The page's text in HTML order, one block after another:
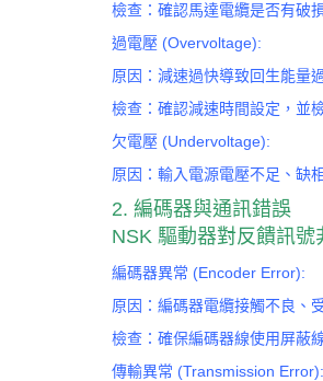
檢查：確認馬達電纜是否有破
過電壓 (Overvoltage):
原因：減速過快導致回生能量
檢查：確認減速時間設定，並
欠電壓 (Undervoltage):
原因：輸入電源電壓不足、缺
2. 編碼器與通訊錯誤
NSK 驅動器對反饋訊號
編碼器異常 (Encoder Error):
原因：編碼器電纜接觸不良、
檢查：確保編碼器線使用屏蔽
傳輸異常 (Transmission Error):